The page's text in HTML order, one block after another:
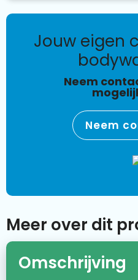
jouw eigen custom made
Neem
Neem
Meer over dit
Omschrijving